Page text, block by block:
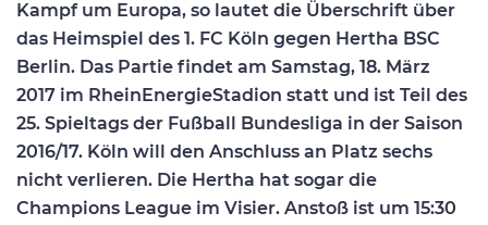
Kampf um Europa, so lautet die Überschrift über
das Heimspiel des 1. FC Köln gegen Hertha BSC
Berlin. Das Partie findet am Samstag, 18. März
2017 im RheinEnergieStadion statt und ist Teil des
25. Spieltags der Fußball Bundesliga in der Saison
2016/17. Köln will den Anschluss an Platz sechs
nicht verlieren. Die Hertha hat sogar die
Champions League im Visier. Anstoß ist um 15:30